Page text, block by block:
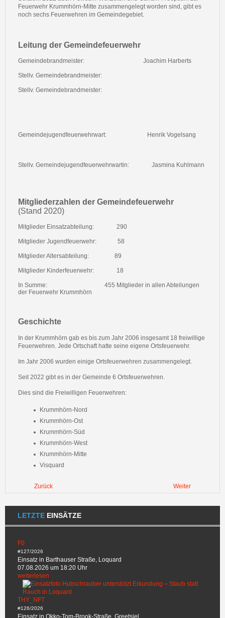
Feuerwehr Krummhörn-Mitte zusammengelegt worden sind, gibt es
noch sechs Feuerwehren im Gemeindegebiet.
Leitung der Gemeindefeuerwehr
Gemeindebrandmeister: Joachim Harberts
Stellv. Gemeindebrandmeister:
Stellv. Gemeindebrandmeister:
Gemeindejugendfeuerwehrwart: Henrik Vogelsang
Stellv. Gemeindejugendfeuerwehrwartin: Jasmina Kuhlmann
Mitgliederzahlen der Gemeindefeuerwehr
(Stand 2020)
Mitglieder Einsatzabteilung: 290
Mitglieder Jugendfeuerwehr: 58
Mitglieder Altersabteilung: 89
Mitglieder Kinderfeuerwehr: 18
In Summe: 455 Mitglieder in allen Abteilungen
der Feuerwehr Krummhörn
Geschichte
In der Krummhörn gab es bis zum Jahr 2006 insgesamt 18 freiwillige
Feuerwehren. Jede Ortschaft hatte seine eigene Ortsfeuerwehr.
Im Jahr 2006 wurden einige Ortsfeuerwehren zusammengelegt.
Seit 2022 gibt es in der Gemeinde 6 Ortsfeuerwehren.
Dies sind die Freiwilligen Feuerwehren:
Krummhörn-Nord
Krummhörn-Ost
Krummhörn-Süd
Krummhörn-West
Krummhörn-Mitte
Visquard
Zurück Weiter
LETZTE EINSÄTZE
F0
#127/2026
Einsatz in Barthauser Straße, Loquard
07.08.2026 um 18:20 Uhr
weiterlesen
THY_NFT
#126/2026
Einsatz in Okko-Tom-Brook-Straße, Greetsiel